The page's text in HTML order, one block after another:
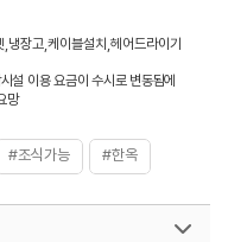
장고,케이블설치,헤어드라이기
설 이용 요금이 수시로 변동됨에
망
#조식가능 #한옥